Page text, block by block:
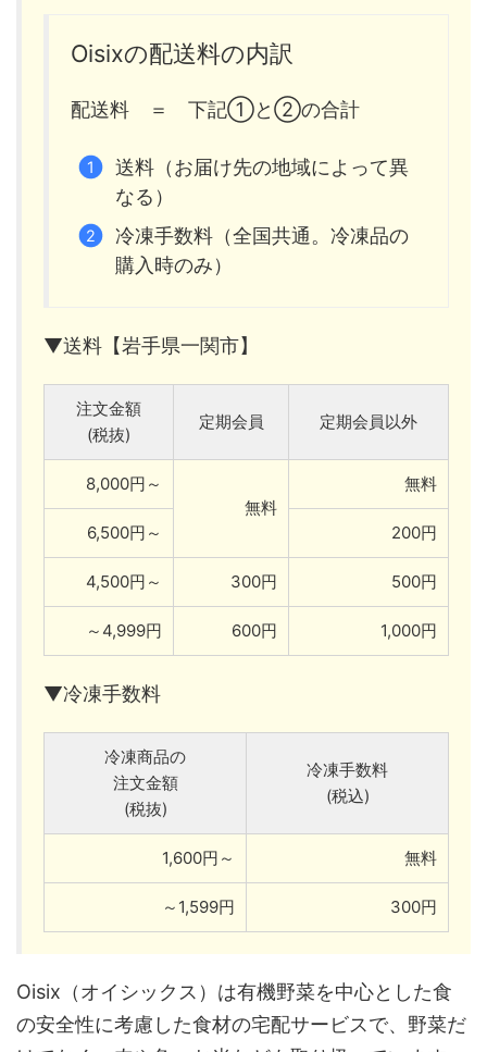
Oisixの配送料の内訳
配送料 ＝ 下記①と②の合計
送料（お届け先の地域によって異
なる）
冷凍手数料（全国共通。冷凍品の
購入時のみ）
▼送料【岩手県一関市】
注文金額
(税抜)
定期会員 定期会員以外
8,000円～
無料
無料
6,500円～ 200円
4,500円～ 300円 500円
～4,999円 600円 1,000円
▼冷凍手数料
冷凍商品の
注文金額
(税抜)
冷凍手数料
(税込)
1,600円～ 無料
～1,599円 300円
Oisix（オイシックス）は有機野菜を中心とした食
の安全性に考慮した食材の宅配サービスで、野菜だ